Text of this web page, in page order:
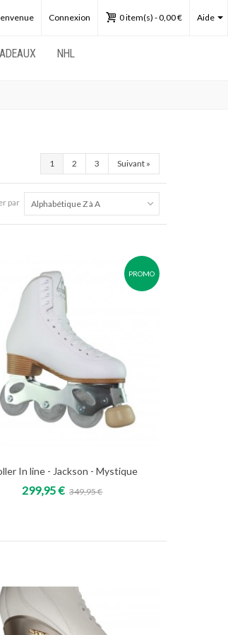
Aide
0item(s) -0,00 €
Connexion
NHL
1 2 3 Suivant »
par Alphabétique Z à A
PROMO
Add to cart
In line - Jackson - Mystique
299,95 € 349,95 €